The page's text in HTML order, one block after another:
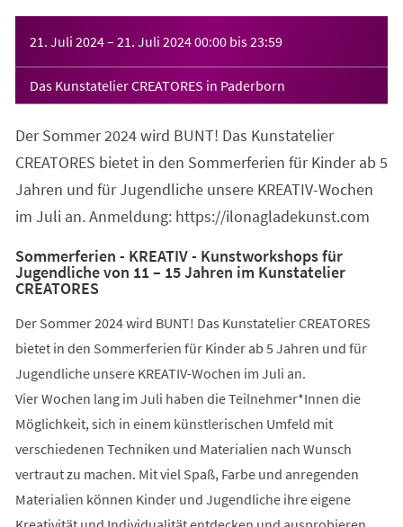
21. Juli 2024– 21. Juli 202400:00 bis23:59
Das Kunstatelier CREATORES in Paderborn
Der Sommer 2024 wird BUNT! Das Kunstatelier
CREATORES bietet in den Sommerferien für Kinder ab 5
Jahren und für Jugendliche unsere KREATIV-Wochen
im Juli an. Anmeldung: https://ilonagladekunst.com
Sommerferien - KREATIV - Kunstworkshops für
Jugendliche von 11 – 15 Jahren im Kunstatelier
CREATORES
Der Sommer 2024 wird BUNT! Das Kunstatelier CREATORES
bietet in den Sommerferien für Kinder ab 5 Jahren und für
Jugendliche unsere KREATIV-Wochen im Juli an.
Vier Wochen lang im Juli haben die Teilnehmer*Innen die
Möglichkeit, sich in einem künstlerischen Umfeld mit
verschiedenen Techniken und Materialien nach Wunsch
vertraut zu machen. Mit viel Spaß, Farbe und anregenden
Materialien können Kinder und Jugendliche ihre eigene